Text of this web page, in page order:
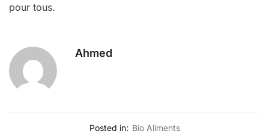
pour tous.
Ahmed
Posted in: Bio Aliments